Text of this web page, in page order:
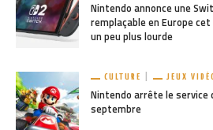
Nintendo annonce une
remplaçable en Europe
un peu plus lourde
CULTURE JEUX
Nintendo arrête le service
septembre